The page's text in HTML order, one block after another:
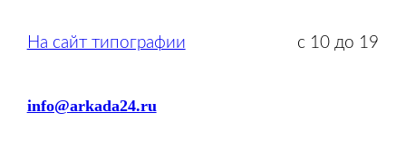
На сайт типографии с 10 до 19
info@arkada24.ru